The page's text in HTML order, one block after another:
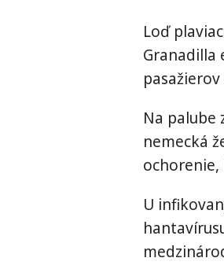
Loď
Granadilla
Na palube
nemecká
ochorenie,
U